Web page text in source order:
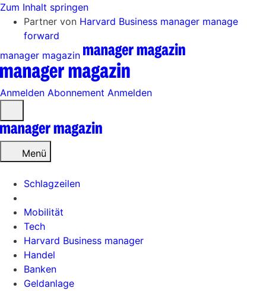
Zum Inhalt springen
Partner von Harvard Business manager manage
forward
manager magazin
Anmelden Abonnement Anmelden
öffnen
Menü
Schlagzeilen
Mobilität
Tech
Harvard Business manager
Handel
Banken
Geldanlage